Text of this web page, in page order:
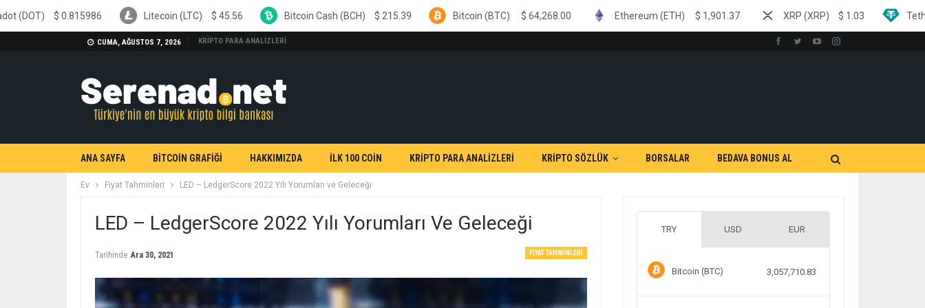
CUMA, AĞUSTOS 7, 2026 KRİPTO PARA ANALİZLERİ
ANA SAYFA BİTCOİN GRAFİĞİ HAKKIMIZDA İLK 100 COİN KRİPTO PARA ANALİZLERİ KRİPTO SÖZLÜK BORSALAR BEDAVA BONUS AL
Ev Fiyat Tahminleri LED – LedgerScore 2022 Yılı Yorumları ve Geleceği
LED – LedgerScore 2022 Yılı Yorumları Ve Geleceği
FIYAT TAHMINLERI
Tarihinde Ara 30, 2021
TRY USD EUR
Bitcoin (BTC) 3,057,710.83
Litecoin (LTC) $ 45.56 Bitcoin Cash (BCH) $215.39 Bitcoin (BTC) $ 64,268.00 Ethereum (ETH) $1,901.37 XRP (XRP) $1.03 Tether (USDT) $